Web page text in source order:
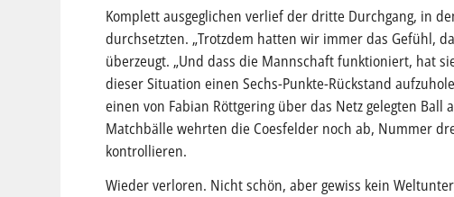
Komplett ausgeglichen verlief der dritte Durchgang, in
durchsetzten. „Trotzdem hatten wir immer das Gefühl,
überzeugt. „Und dass die Mannschaft funktioniert, hat
dieser Situation einen Sechs-Punkte-Rückstand
einen von Fabian Röttgering über das Netz gelegten
Matchbälle wehrten die Coesfelder noch ab, Nummer
kontrollieren.
Wieder verloren. Nicht schön, aber gewiss kein